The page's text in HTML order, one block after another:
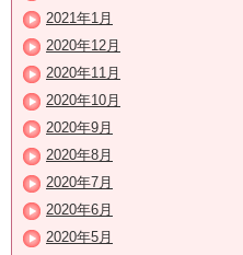
2021年1月
2020年12月
2020年11月
2020年10月
2020年9月
2020年8月
2020年7月
2020年6月
2020年5月